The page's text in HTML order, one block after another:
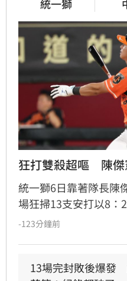
統一獅
狂打雙殺超嘔　陳
統一獅6日靠著隊長陳
場狂掃13支安打以8：
透露因為上週末自己
-123分鐘前
13場完封敗後爆發